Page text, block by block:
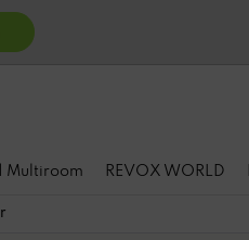
Multiroom REVOX WORLD